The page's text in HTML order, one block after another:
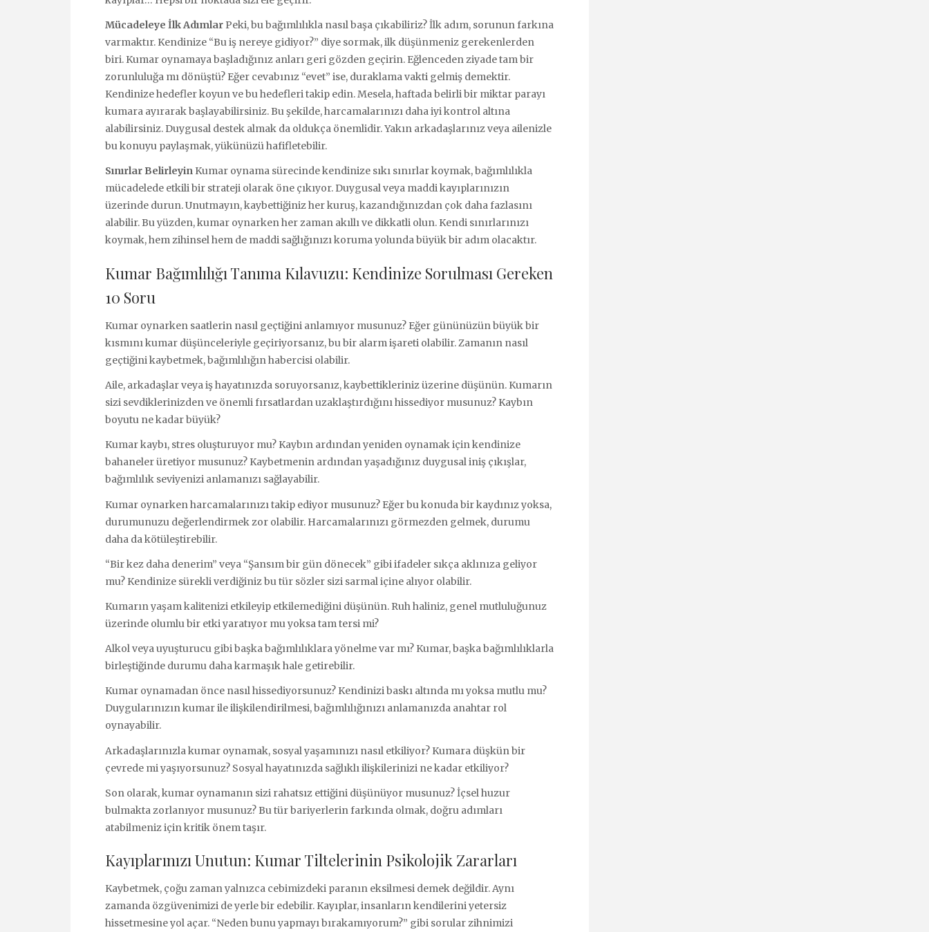
Mücadeleye İlk Adımlar Peki, bu bağımlılıkla nasıl başa çıkabiliriz? İlk adım, sorunun farkına
varmaktır. Kendinize “Bu iş nereye gidiyor?” diye sormak, ilk düşünmeniz gerekenlerden
biri. Kumar oynamaya başladığınız anları geri gözden geçirin. Eğlenceden ziyade tam bir
zorunluluğa mı dönüştü? Eğer cevabınız “evet” ise, duraklama vakti gelmiş demektir.
Kendinize hedefler koyun ve bu hedefleri takip edin. Mesela, haftada belirli bir miktar parayı
kumara ayırarak başlayabilirsiniz. Bu şekilde, harcamalarınızı daha iyi kontrol altına
alabilirsiniz. Duygusal destek almak da oldukça önemlidir. Yakın arkadaşlarınız veya ailenizle
bu konuyu paylaşmak, yükünüzü hafifletebilir.
Sınırlar Belirleyin Kumar oynama sürecinde kendinize sıkı sınırlar koymak, bağımlılıkla
mücadelede etkili bir strateji olarak öne çıkıyor. Duygusal veya maddi kayıplarınızın
üzerinde durun. Unutmayın, kaybettiğiniz her kuruş, kazandığınızdan çok daha fazlasını
alabilir. Bu yüzden, kumar oynarken her zaman akıllı ve dikkatli olun. Kendi sınırlarınızı
koymak, hem zihinsel hem de maddi sağlığınızı koruma yolunda büyük bir adım olacaktır.
Kumar Bağımlılığı Tanıma Kılavuzu: Kendinize Sorulması Gereken
10 Soru
Kumar oynarken saatlerin nasıl geçtiğini anlamıyor musunuz? Eğer gününüzün büyük bir
kısmını kumar düşünceleriyle geçiriyorsanız, bu bir alarm işareti olabilir. Zamanın nasıl
geçtiğini kaybetmek, bağımlılığın habercisi olabilir.
Aile, arkadaşlar veya iş hayatınızda soruyorsanız, kaybettikleriniz üzerine düşünün. Kumarın
sizi sevdiklerinizden ve önemli fırsatlardan uzaklaştırdığını hissediyor musunuz? Kaybın
boyutu ne kadar büyük?
Kumar kaybı, stres oluşturuyor mu? Kaybın ardından yeniden oynamak için kendinize
bahaneler üretiyor musunuz? Kaybetmenin ardından yaşadığınız duygusal iniş çıkışlar,
bağımlılık seviyenizi anlamanızı sağlayabilir.
Kumar oynarken harcamalarınızı takip ediyor musunuz? Eğer bu konuda bir kaydınız yoksa,
durumunuzu değerlendirmek zor olabilir. Harcamalarınızı görmezden gelmek, durumu
daha da kötüleştirebilir.
“Bir kez daha denerim” veya “Şansım bir gün dönecek” gibi ifadeler sıkça aklınıza geliyor
mu? Kendinize sürekli verdiğiniz bu tür sözler sizi sarmal içine alıyor olabilir.
Kumarın yaşam kalitenizi etkileyip etkilemediğini düşünün. Ruh haliniz, genel mutluluğunuz
üzerinde olumlu bir etki yaratıyor mu yoksa tam tersi mi?
Alkol veya uyuşturucu gibi başka bağımlılıklara yönelme var mı? Kumar, başka bağımlılıklarla
birleştiğinde durumu daha karmaşık hale getirebilir.
Kumar oynamadan önce nasıl hissediyorsunuz? Kendinizi baskı altında mı yoksa mutlu mu?
Duygularınızın kumar ile ilişkilendirilmesi, bağımlılığınızı anlamanızda anahtar rol
oynayabilir.
Arkadaşlarınızla kumar oynamak, sosyal yaşamınızı nasıl etkiliyor? Kumara düşkün bir
çevrede mi yaşıyorsunuz? Sosyal hayatınızda sağlıklı ilişkilerinizi ne kadar etkiliyor?
Son olarak, kumar oynamanın sizi rahatsız ettiğini düşünüyor musunuz? İçsel huzur
bulmakta zorlanıyor musunuz? Bu tür bariyerlerin farkında olmak, doğru adımları
atabilmeniz için kritik önem taşır.
Kayıplarınızı Unutun: Kumar Tiltelerinin Psikolojik Zararları
Kaybetmek, çoğu zaman yalnızca cebimizdeki paranın eksilmesi demek değildir. Aynı
zamanda özgüvenimizi de yerle bir edebilir. Kayıplar, insanların kendilerini yetersiz
hissetmesine yol açar. “Neden bunu yapmayı bırakamıyorum?” gibi sorular zihnimizi